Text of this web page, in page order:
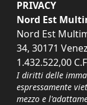
PRIVACY
Nord Est
Nord Est
34, 30171
1.432.522,00
I diritti delle
espressamente
mezzo e